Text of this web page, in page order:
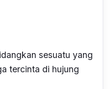
sesuatu yang
tercinta di hujung